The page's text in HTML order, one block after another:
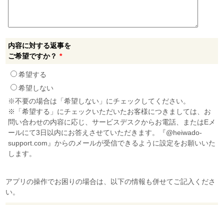
内容に対する返事を
ご希望ですか？ *
希望する
希望しない
※不要の場合は「希望しない」にチェックしてください。
※「希望する」にチェックいただいたお客様につきましては、お
問い合わせの内容に応じ、サービスデスクからお電話、またはEメ
ールにて3日以内にお答えさせていただきます。『@heiwado-
support.com』からのメールが受信できるように設定をお願いいた
します。
アプリの操作でお困りの場合は、以下の情報も併せてご記入くださ
い。